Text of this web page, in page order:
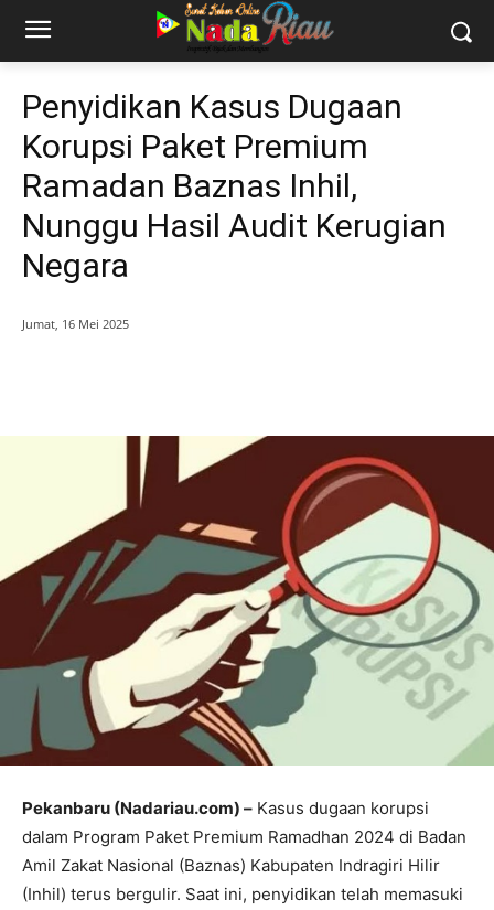
Penyidikan Kasus Dugaan
Korupsi Paket Premium
Ramadan Baznas Inhil,
Nunggu Hasil Audit Kerugian
Negara
Jumat, 16 Mei 2025
Pekanbaru (Nadariau.com) – Kasus dugaan korupsi
dalam Program Paket Premium Ramadhan 2024 di Badan
Amil Zakat Nasional (Baznas) Kabupaten Indragiri Hilir
(Inhil) terus bergulir. Saat ini, penyidikan telah memasuki